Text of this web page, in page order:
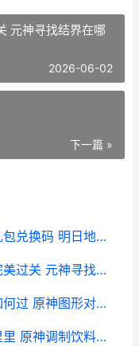
元神寻找结界在哪
2026-06-02
下一篇 »
明日地平线之装甲军团永久礼包兑换码 明日地平线大讲堂
《原神》寻找结界任务如何完美过关 元神寻找结界在哪
原神图形对抗实验录第四天如何过 原神图形对抗实验
原神调酒活动主题钟离在哪里里 原神调制饮料顺序